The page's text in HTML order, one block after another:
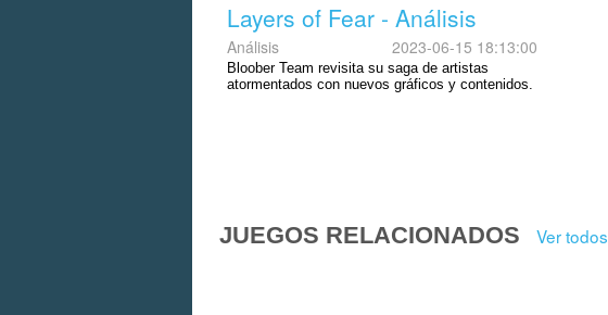
Layers of Fear - Análisis
Análisis 2023-06-15 18:13:00
Bloober Team revisita su saga de artistas
atormentados con nuevos gráficos y contenidos.
JUEGOS RELACIONADOS Ver todos